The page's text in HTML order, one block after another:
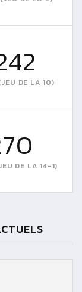
DE LA 10)
DE LA 14-1)